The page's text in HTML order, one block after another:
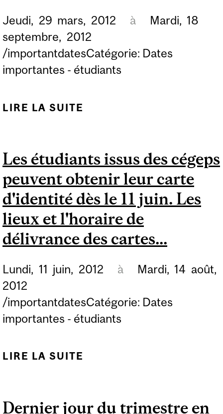
Jeudi, 29 mars, 2012 à Mardi, 18
septembre, 2012
/importantdatesCatégorie: Dates
importantes - étudiants
LIRE LA SUITE
NORMALE SUR
MINERVA AUX
TRIMESTRES
D'AUTOMNE 2012 ET
D'HIVER 2013 POUR LES
ÉTUDIANTS DE TOUS
LES PROGRAMMES QUI
ANNÉE (U2)...
Les étudiants issus des cégeps
peuvent obtenir leur carte
d'identité dès le 11 juin. Les
lieux et l'horaire de
délivrance des cartes...
Lundi, 11 juin, 2012 à Mardi, 14 août,
2012
/importantdatesCatégorie: Dates
importantes - étudiants
LIRE LA SUITE
LEUR CARTE
Dernier jour du trimestre en